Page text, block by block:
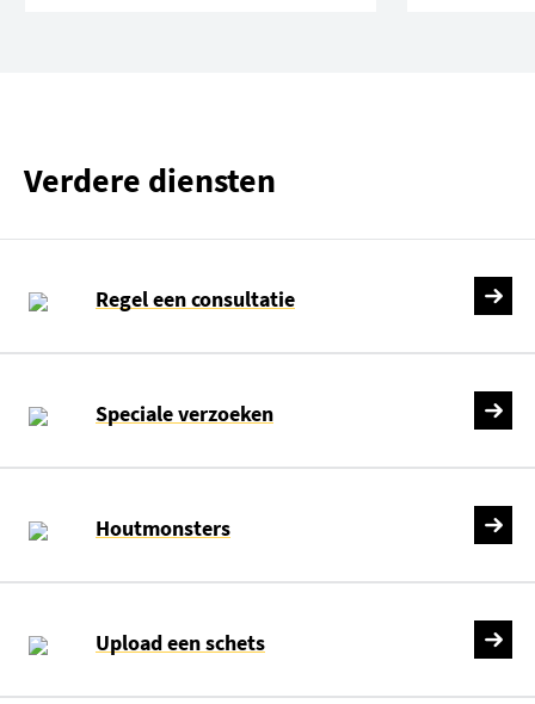
Verdere diensten
Regel een consultatie
Speciale verzoeken
Houtmonsters
Upload een schets